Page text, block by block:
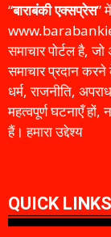
“बाराबंकी एक्सप्रेस”
समाचार पोर्टल है,
समाचार प्रदान करने
धर्म, राजनीति,
महत्वपूर्ण घटनाएँ
हैं। हमारा उद्देश्य
QUICK LINKS